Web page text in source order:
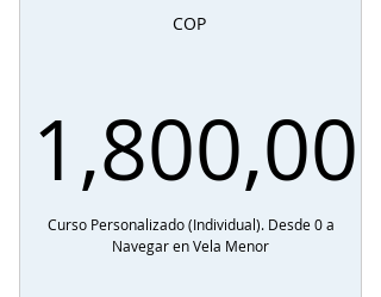
COP
1,800,000
Curso Personalizado (Individual). Desde 0 a
Navegar en Vela Menor